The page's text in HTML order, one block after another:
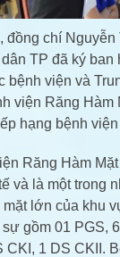
đồng chí
TP đã ký ban
bệnh viện và
viện Răng Hàm
hạng bệnh viện
Răng Hàm
và là một trong
mặt lớn của khu
gồm 01 PGS,
CKI, 1 DS CKII.